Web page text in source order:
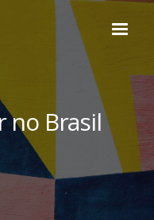
no Brasil